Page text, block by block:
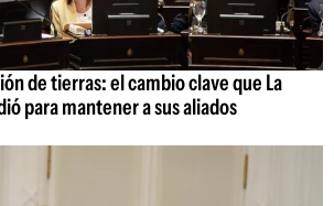
de tierras: el cambio clave que La
para mantener a sus aliados